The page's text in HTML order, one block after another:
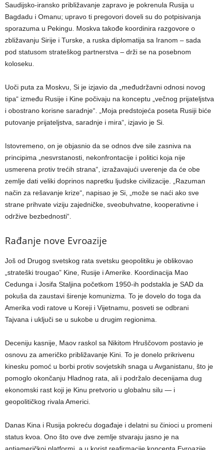
Saudijsko-iransko približavanje zapravo je pokrenula Rusija u
Bagdadu i Omanu; upravo ti pregovori doveli su do potpisivanja
sporazuma u ​​Pekingu. Moskva takođe koordinira razgovore o
zbližavanju Sirije i Turske, a ruska diplomatija sa Iranom – sada
pod statusom strateškog partnerstva – drži se na posebnom
koloseku.
Uoči puta za Moskvu, Si je izjavio da „međudržavni odnosi novog
tipa“ između Rusije i Kine počivaju na konceptu „večnog prijateljstva
i obostrano korisne saradnje“. „Moja predstojeća poseta Rusiji biće
putovanje prijateljstva, saradnje i mira“, izjavio je Si.
Istovremeno, on je objasnio da se odnos dve sile zasniva na
principima „nesvrstanosti, nekonfrontacije i politici koja nije
usmerena protiv trećih strana“, izražavajući uverenje da će obe
zemlje dati veliki doprinos napretku ljudske civilizacije. „Razuman
način za rešavanje krize“, napisao je Si, „može se naći ako sve
strane prihvate viziju zajedničke, sveobuhvatne, kooperativne i
održive bezbednosti“.
Rađanje nove Evroazije
Još od Drugog svetskog rata svetsku geopolitiku je oblikovao
„strateški trougao” Kine, Rusije i Amerike. Koordinacija Mao
Cedunga i Josifa Staljina početkom 1950-ih podstakla je SAD da
pokuša da zaustavi širenje komunizma. To je dovelo do toga da
Amerika vodi ratove u Koreji i Vijetnamu, posveti se odbrani
Tajvana i uključi se u sukobe u drugim regionima.
Deceniju kasnije, Maov raskol sa Nikitom Hruščovom postavio je
osnovu za američko približavanje Kini. To je donelo prikrivenu
kinesku pomoć u borbi protiv sovjetskih snaga u Avganistanu, što je
pomoglo okončanju Hladnog rata, ali i podržalo decenijama dug
ekonomski rast koji je Kinu pretvorio u globalnu silu — i
geopolitičkog rivala Americi.
Danas Kina i Rusija pokreću događaje i delatni su činioci u promeni
status kvoa. Ono što ove dve zemlje stvaraju jasno je na
antiameričkoj platformi, a u korist reafirmacije koncepta Evroazije,